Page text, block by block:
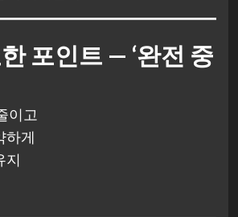
포인트 — ‘완전 중
이고
하게
지